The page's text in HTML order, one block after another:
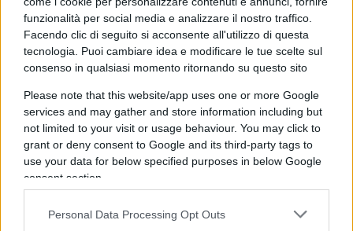
funzionalità per social media e analizzare il nostro traffico.
Facendo clic di seguito si acconsente all'utilizzo di questa
tecnologia. Puoi cambiare idea e modificare le tue scelte sul
consenso in qualsiasi momento ritornando su questo sito
Please note that this website/app uses one or more Google
services and may gather and store information including but
not limited to your visit or usage behaviour. You may click to
grant or deny consent to Google and its third-party tags to
use your data for below specified purposes in below Google
consent section.
Personal Data Processing Opt Outs
altri alunni finiti per magia a cantare inni
palestinesi pro Hamas, faccenda grottesca sulla
quale nessuno sa niente, non gli insegnanti, non i
dirigenti. Si son messi a salmodiare da soli. Di
solito in questi casi i responsabili se la cavano
con la formula “d’accordo con le famiglie”,
laddove le famiglie oscillano tra il culto dell’Islam
“buono, inclusivo” e quello diChiara Ferragni:
gente di grande consapevolezza e lucidità estetica,
Ramadan all inclusive, imposto e santificato da